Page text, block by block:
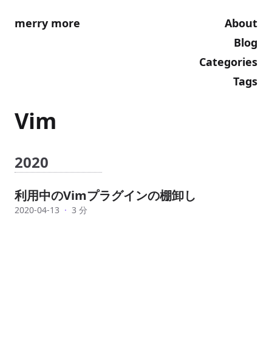
merry more
About
Blog
Categories
Tags
Vim
2020
利用中のVimプラグインの棚卸し
2020-04-13 · 3 分